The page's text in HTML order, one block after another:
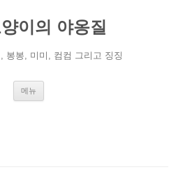
이의 야옹질
봉봉, 미미, 컴컴 그리고 징징
메뉴